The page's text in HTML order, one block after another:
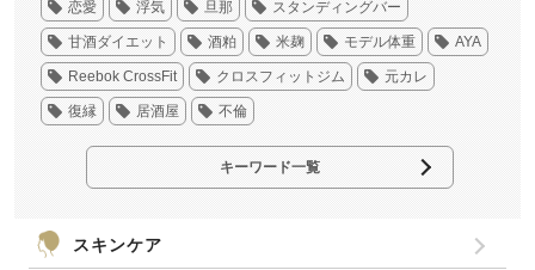
恋愛 浮気 旦那 スタンディングバー
甘酒ダイエット 酒粕 米麹 モデル体重 AYA
Reebok CrossFit クロスフィットジム 元カレ
復縁 居酒屋 不倫
キーワード一覧
スキンケア